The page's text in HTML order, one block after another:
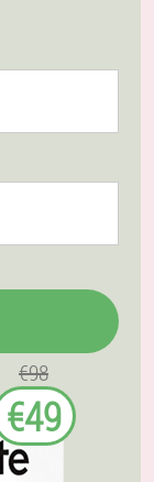
€98
€49